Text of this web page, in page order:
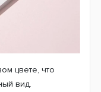
цвете, что
вид.